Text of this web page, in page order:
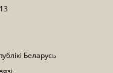
Беларусь